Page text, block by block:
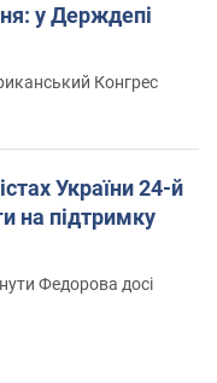
у Держдепі
Конгрес
України 24-й
на підтримку
Федорова досі